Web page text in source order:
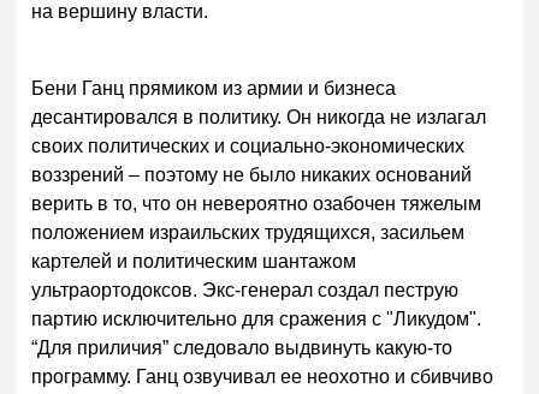
на вершину власти.
Бени Ганц прямиком из армии и бизнеса
десантировался в политику. Он никогда не излагал
своих политических и социально-экономических
воззрений – поэтому не было никаких оснований
верить в то, что он невероятно озабочен тяжелым
положением израильских трудящихся, засильем
картелей и политическим шантажом
ультраортодоксов. Экс-генерал создал пеструю
партию исключительно для сражения с "Ликудом".
“Для приличия” следовало выдвинуть какую-то
программу. Ганц озвучивал ее неохотно и сбивчиво